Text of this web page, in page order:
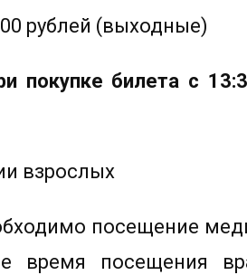
рублей (выходные)
покупке билета с
взрослых
посещение
время посещения